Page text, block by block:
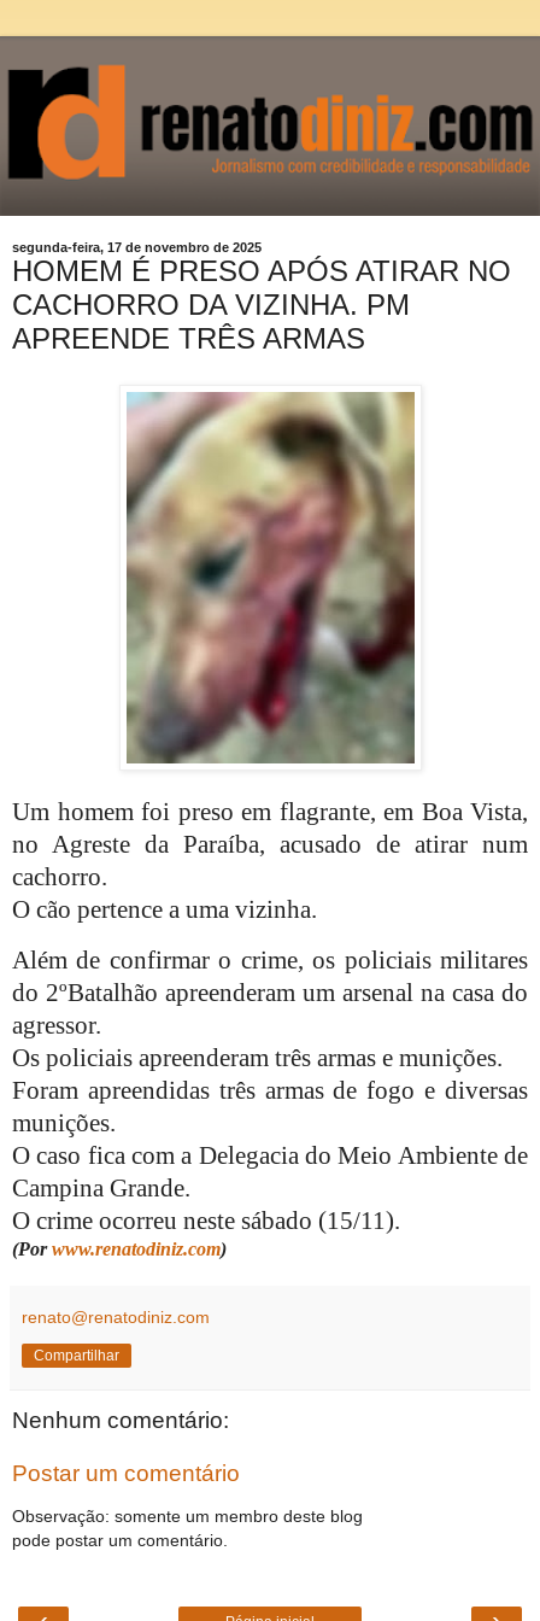
segunda-feira, 17 de novembro de 2025
HOMEM É PRESO APÓS ATIRAR NO
CACHORRO DA VIZINHA. PM
APREENDE TRÊS ARMAS
Um homem foi preso em flagrante, em Boa Vista,
no Agreste da Paraíba, acusado de atirar num
cachorro.
O cão pertence a uma vizinha.
Além de confirmar o crime, os policiais militares
do 2ºBatalhão apreenderam um arsenal na casa do
agressor.
Os policiais apreenderam três armas e munições.
Foram apreendidas três armas de fogo e diversas
munições.
O caso fica com a Delegacia do Meio Ambiente de
Campina Grande.
O crime ocorreu neste sábado (15/11).
(Porwww.renatodiniz.com)
renato@renatodiniz.com
Compartilhar
Nenhum comentário:
Postar um comentário
Observação: somente um membro deste blog
pode postar um comentário.